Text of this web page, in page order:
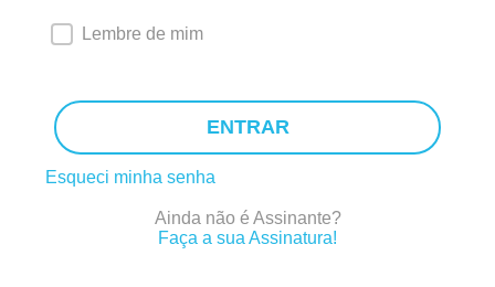
Lembre de mim
ENTRAR
Esqueci minha senha
Ainda não é Assinante?
Faça a sua Assinatura!